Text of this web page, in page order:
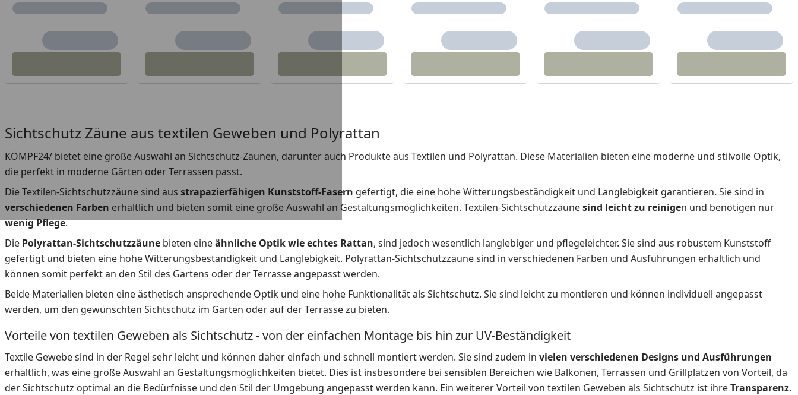
Sichtschutz Zäune aus textilen Geweben und Polyrattan
KÖMPF24/ bietet eine große Auswahl an Sichtschutz-Zäunen, darunter auch Produkte aus Textilen und Polyrattan. Diese Materialien bieten eine moderne und stilvolle Optik,
die perfekt in moderne Gärten oder Terrassen passt.
Die Textilen-Sichtschutzzäune sind aus strapazierfähigen Kunststoff-Fasern gefertigt, die eine hohe Witterungsbeständigkeit und Langlebigkeit garantieren. Sie sind in
verschiedenen Farben erhältlich und bieten somit eine große Auswahl an Gestaltungsmöglichkeiten. Textilen-Sichtschutzzäunesind leicht zu reinigen und benötigen nur
wenig Pflege.
Die Polyrattan-Sichtschutzzäune bieten eineähnliche Optik wie echtes Rattan, sind jedoch wesentlich langlebiger und pflegeleichter. Sie sind aus robustem Kunststoff
gefertigt und bieten eine hohe Witterungsbeständigkeit und Langlebigkeit. Polyrattan-Sichtschutzzäune sind in verschiedenen Farben und Ausführungen erhältlich und
können somit perfekt an den Stil des Gartens oder der Terrasse angepasst werden.
Beide Materialien bieten eine ästhetisch ansprechende Optik und eine hohe Funktionalität als Sichtschutz. Sie sind leicht zu montieren und können individuell angepasst
werden, um den gewünschten Sichtschutz im Garten oder auf der Terrasse zu bieten.
Vorteile von textilen Geweben als Sichtschutz - von der einfachen Montage bis hin zur UV-Beständigkeit
Textile Gewebe sind in der Regel sehr leicht und können daher einfach und schnell montiert werden. Sie sind zudem in vielen verschiedenen Designs und Ausführungen
erhältlich, was eine große Auswahl an Gestaltungsmöglichkeiten bietet. Dies ist insbesondere bei sensiblen Bereichen wie Balkonen, Terrassen und Grillplätzen von Vorteil, da
der Sichtschutz optimal an die Bedürfnisse und den Stil der Umgebung angepasst werden kann. Ein weiterer Vorteil von textilen Geweben als Sichtschutz ist ihreTransparenz.